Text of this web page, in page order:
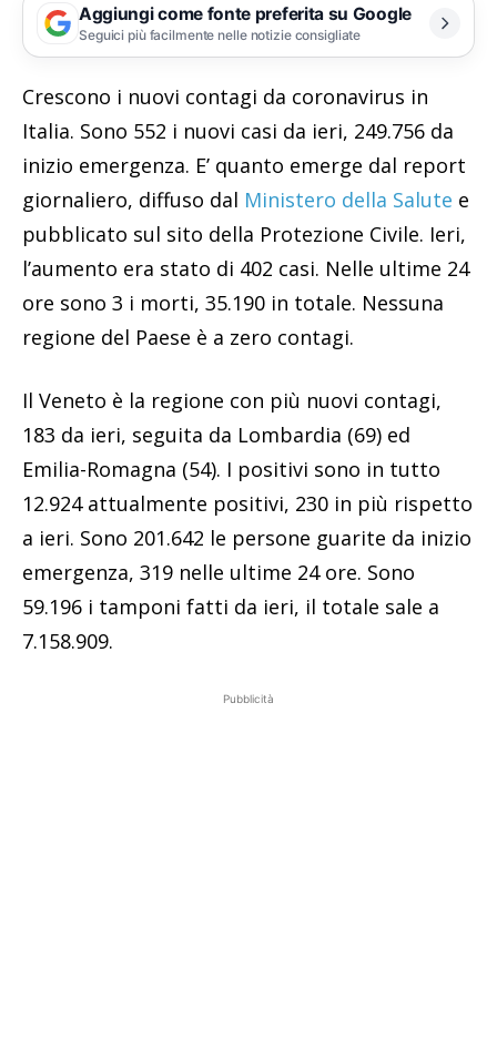
Aggiungi come fonte preferita su Google
Seguici più facilmente nelle notizie consigliate
Crescono i nuovi contagi da coronavirus in
Italia. Sono 552 i nuovi casi da ieri, 249.756 da
inizio emergenza. E’ quanto emerge dal report
giornaliero, diffuso dal Ministero della Salute e
pubblicato sul sito della Protezione Civile. Ieri,
l’aumento era stato di 402 casi. Nelle ultime 24
ore sono 3 i morti, 35.190 in totale. Nessuna
regione del Paese è a zero contagi.
Il Veneto è la regione con più nuovi contagi,
183 da ieri, seguita da Lombardia (69) ed
Emilia-Romagna (54). I positivi sono in tutto
12.924 attualmente positivi, 230 in più rispetto
a ieri. Sono 201.642 le persone guarite da inizio
emergenza, 319 nelle ultime 24 ore. Sono
59.196 i tamponi fatti da ieri, il totale sale a
7.158.909.
Pubblicità